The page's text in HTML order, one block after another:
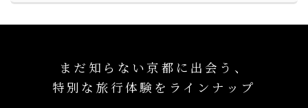
まだ知らない京都に出会う、
特別な旅行体験をラインナップ